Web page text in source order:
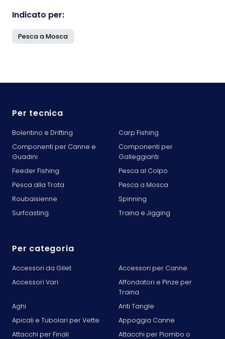
Indicato per:
Pesca a Mosca
Per tecnica
Bolentino e Drifting
Carp Fishing
Componenti per Canne e
Guadini
Componenti per
Galleggianti
Feeder Fishing
Pesca al Colpo
Pesca alla Trota
Pesca a Mosca
Roubaisienne
Spinning
Surfcasting
Traina e Jigging
Per categoria
Accessori da Gilet
Accessori per Canne
Accessori Vari
Affondatori e Pinze per
Traina
Aghi
Anti Tangle
Apicali e Tubolari per Vette
Appoggia Canne
Attacchi per Finali
Attacchi per Piombo o